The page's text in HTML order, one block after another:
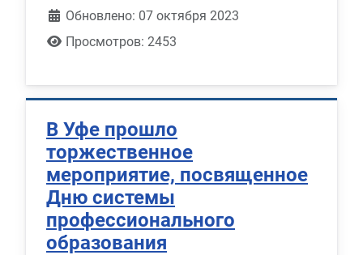
Обновлено: 07 октября 2023
Просмотров: 2453
В Уфе прошло
торжественное
мероприятие, посвященное
Дню системы
профессионального
образования